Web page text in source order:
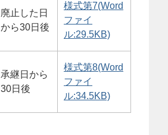
廃止した日
から30日後
様式第7(Word
ファイ
ル:29.5KB)
承継日から
30日後
様式第8(Word
ファイ
ル:34.5KB)